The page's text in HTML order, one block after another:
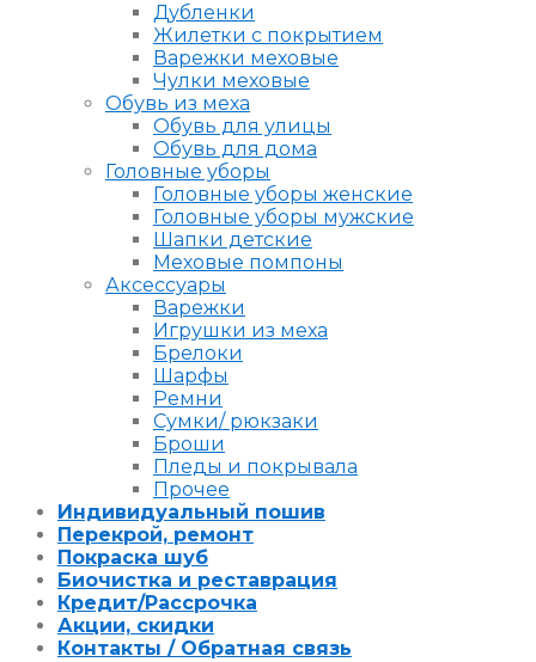
Дубленки
Жилетки с покрытием
Варежки меховые
Чулки меховые
Обувь из меха
Обувь для улицы
Обувь для дома
Головные уборы
Головные уборы женские
Головные уборы мужские
Шапки детские
Меховые помпоны
Аксессуары
Варежки
Игрушки из меха
Брелоки
Шарфы
Ремни
Сумки/ рюкзаки
Броши
Пледы и покрывала
Прочее
Индивидуальный пошив
Перекрой, ремонт
Покраска шуб
Биочистка и реставрация
Кредит/Рассрочка
Акции, скидки
Контакты / Обратная связь